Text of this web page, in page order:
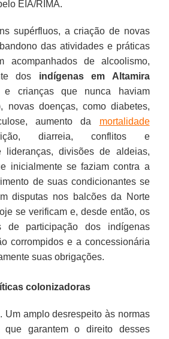
EIA/RIMA.
supérfluos, a criação de novas
das atividades e práticas
acompanhados de alcoolismo,
dos indígenas em Altamira
e crianças que nunca haviam
novas doenças, como diabetes,
aumento da mortalidade
diarreia, conflitos e
lideranças, divisões de aldeias,
inicialmente se faziam contra a
de suas condicionantes se
disputas nos balcões da Norte
se verificam e, desde então, os
de participação dos indígenas
corrompidos e a concessionária
suas obrigações.
colonizadoras
. Um amplo desrespeito às normas
que garantem o direito desses